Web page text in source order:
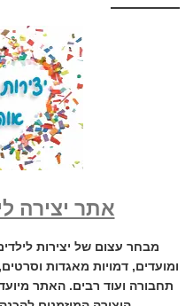
אתר יצירה
מבחר עצום של יצירות
ומועדים, דמויות מאגדות
תחבורה ועוד רבים. האתר